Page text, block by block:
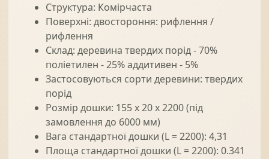
Структура: Комірчаста
Поверхні: двостороння: рифлення /
рифлення
Склад: деревина твердих порід - 70%
поліетилен - 25% аддитивен - 5%
Застосовуються сорти деревини: твердих
порід
Розмір дошки: 155 х 20 х 2200 (під
замовлення до 6000 мм)
Вага стандартної дошки (L = 2200): 4,31
Площа стандартної дошки (L = 2200): 0.341